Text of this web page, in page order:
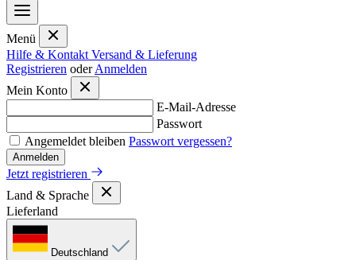
Menü
Hilfe & Kontakt Versand & Lieferung
Registrieren oder Anmelden
Mein Konto
E-Mail-Adresse
Passwort
Angemeldet bleiben Passwort vergessen?
Anmelden
Jetzt registrieren
Land & Sprache
Lieferland
Deutschland